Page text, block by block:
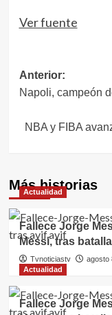
Ver fuente
de
entradas
Anterior:
Napoli, campeón
NBA y FIBA
Más historias
Actualidad
Fallece Jorge
Messi, tras
Tvnoticiastv
agosto
Actualidad
Fallece Jorge